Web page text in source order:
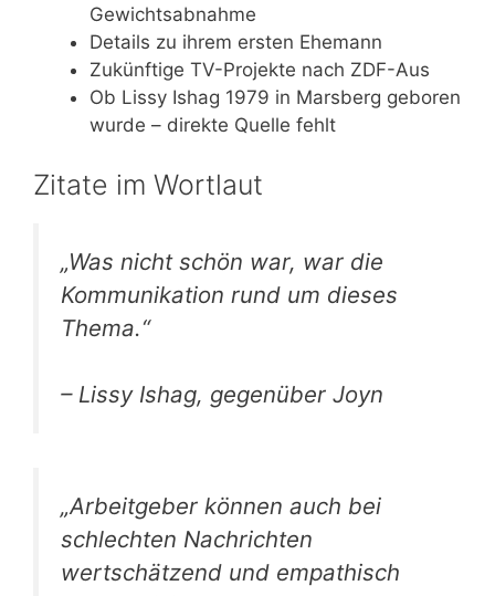
Gewichtsabnahme
Details zu ihrem ersten Ehemann
Zukünftige TV-Projekte nach ZDF-Aus
Ob Lissy Ishag 1979 in Marsberg geboren
wurde – direkte Quelle fehlt
Zitate im Wortlaut
„Was nicht schön war, war die
Kommunikation rund um dieses
Thema.“
– Lissy Ishag, gegenüber Joyn
„Arbeitgeber können auch bei
schlechten Nachrichten
wertschätzend und empathisch